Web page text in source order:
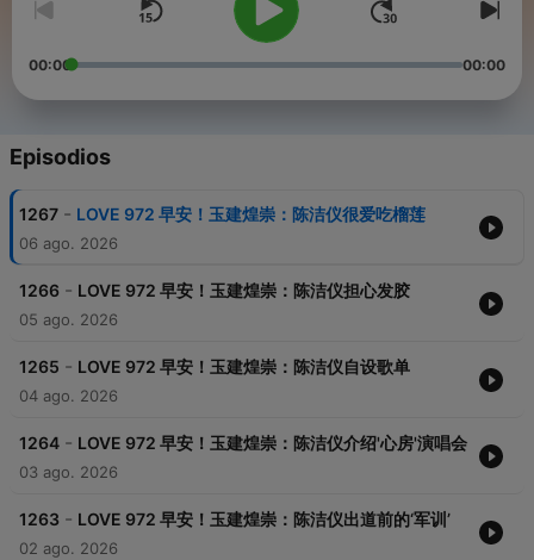
00:00 00:00
Episodios
1267 - LOVE 972 早安！玉建煌崇：陈洁仪很爱吃榴莲
06 ago. 2026
1266 - LOVE 972 早安！玉建煌崇：陈洁仪担心发胶
05 ago. 2026
1265 - LOVE 972 早安！玉建煌崇：陈洁仪自设歌单
04 ago. 2026
1264 - LOVE 972 早安！玉建煌崇：陈洁仪介绍'心房'演唱会
03 ago. 2026
1263 - LOVE 972 早安！玉建煌崇：陈洁仪出道前的‘军训’
02 ago. 2026